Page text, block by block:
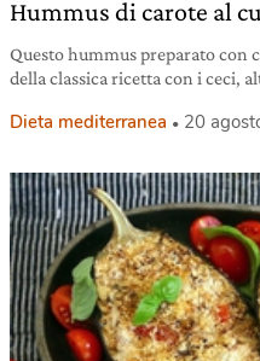
Hummus di carote al
Questo hummus preparato con
della classica ricetta con i ceci,
Dieta mediterranea 20